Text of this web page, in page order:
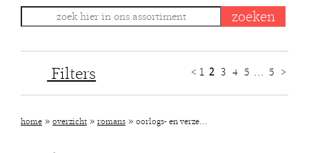
Filters < 1 2 3 4 5 ... 5 >
home » overzicht » romans » oorlogs- en verze...